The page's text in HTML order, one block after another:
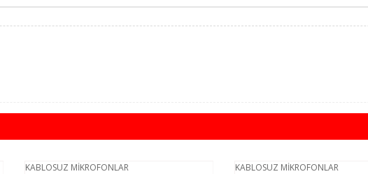
KABLOSUZ MİKROFONLAR KABLOSUZ MİKROFONLAR